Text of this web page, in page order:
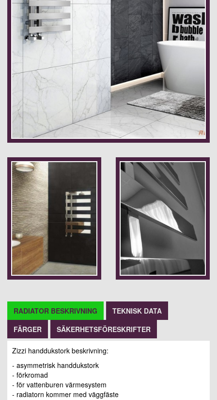
RADIATOR BESKRIVNING
TEKNISK DATA
FÄRGER
SÄKERHETSFÖRESKRIFTER
Zizzi handdukstork beskrivning:
- asymmetrisk handdukstork
- förkromad
- för vattenburen värmesystem
- radiatorn kommer med väggfäste